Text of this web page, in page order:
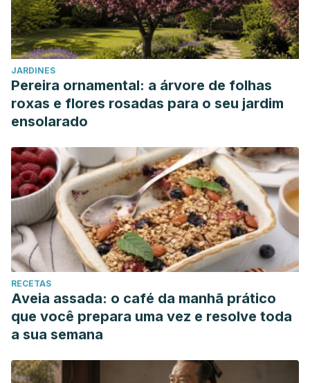
JARDINES
Pereira ornamental: a árvore de folhas
roxas e flores rosadas para o seu jardim
ensolarado
RECETAS
Aveia assada: o café da manhã prático
que você prepara uma vez e resolve toda
a sua semana